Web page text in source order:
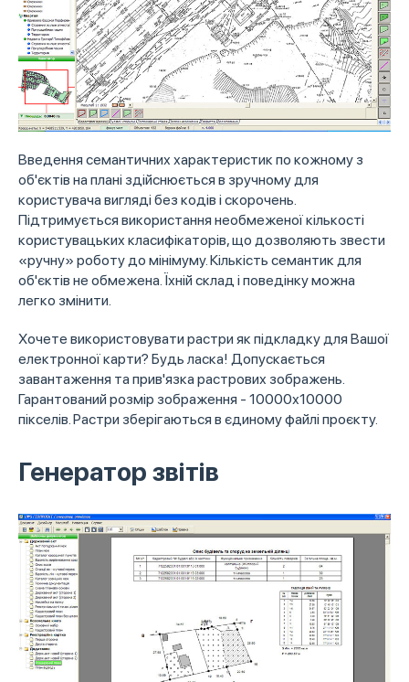
Введення семантичних характеристик по кожному з
об'єктів на плані здійснюється в зручному для
користувача вигляді без кодів і скорочень.
Підтримується використання необмеженої кількості
користувацьких класифікаторів, що дозволяють звести
«ручну» роботу до мінімуму. Кількість семантик для
об'єктів не обмежена. Їхній склад і поведінку можна
легко змінити.
Хочете використовувати растри як підкладку для Вашої
електронної карти? Будь ласка! Допускається
завантаження та прив'язка растрових зображень.
Гарантований розмір зображення - 10000х10000
пікселів. Растри зберігаються в єдиному файлі проєкту.
Генератор звітів